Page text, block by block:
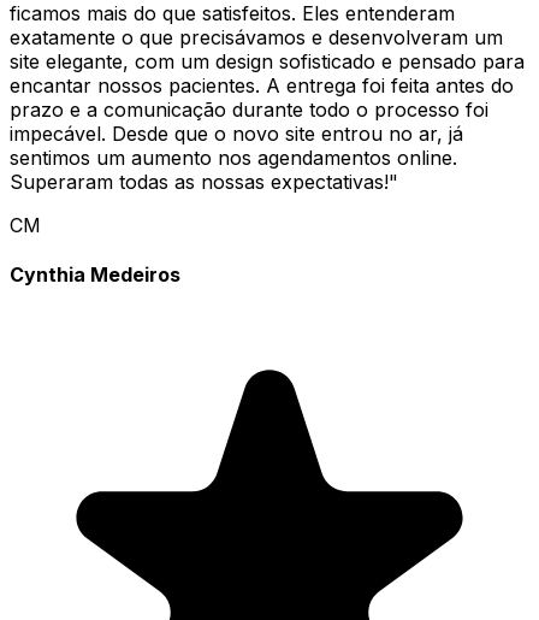
ficamos mais do que satisfeitos. Eles entenderam
exatamente o que precisávamos e desenvolveram um
site elegante, com um design sofisticado e pensado para
encantar nossos pacientes. A entrega foi feita antes do
prazo e a comunicação durante todo o processo foi
impecável. Desde que o novo site entrou no ar, já
sentimos um aumento nos agendamentos online.
Superaram todas as nossas expectativas!"
CM
Cynthia Medeiros